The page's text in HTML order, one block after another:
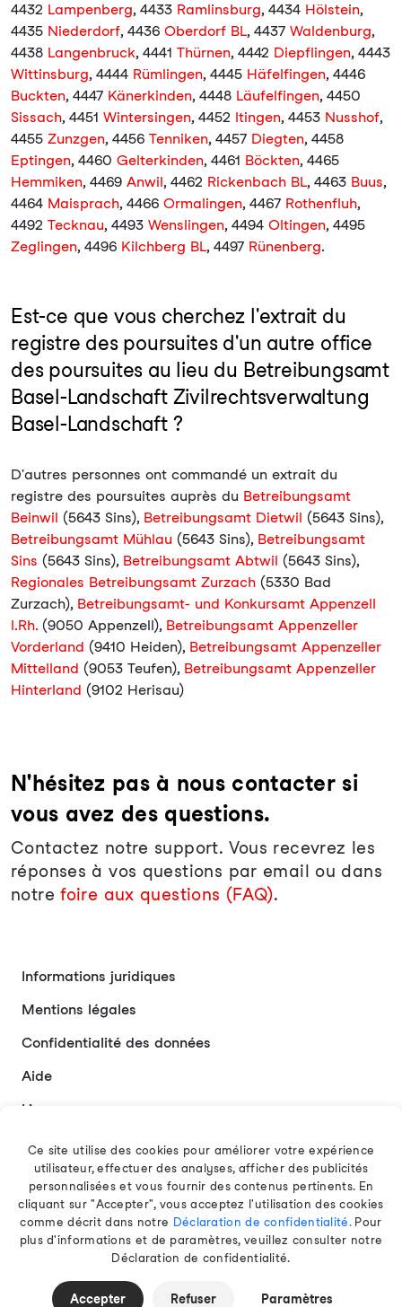
4432 Lampenberg, 4433 Ramlinsburg, 4434 Hölstein,
4435 Niederdorf, 4436 Oberdorf BL, 4437 Waldenburg,
4438 Langenbruck, 4441 Thürnen, 4442 Diepflingen, 4443
Wittinsburg, 4444 Rümlingen, 4445 Häfelfingen, 4446
Buckten, 4447 Känerkinden, 4448 Läufelfingen, 4450
Sissach, 4451 Wintersingen, 4452 Itingen, 4453 Nusshof,
4455 Zunzgen, 4456 Tenniken, 4457 Diegten, 4458
Eptingen, 4460 Gelterkinden, 4461 Böckten, 4465
Hemmiken, 4469 Anwil, 4462 Rickenbach BL, 4463 Buus,
4464 Maisprach, 4466 Ormalingen, 4467 Rothenfluh,
4492 Tecknau, 4493 Wenslingen, 4494 Oltingen, 4495
Zeglingen, 4496 Kilchberg BL, 4497 Rünenberg.
Est-ce que vous cherchez l'extrait du
registre des poursuites d'un autre office
des poursuites au lieu du Betreibungsamt
Basel-Landschaft Zivilrechtsverwaltung
Basel-Landschaft ?
D'autres personnes ont commandé un extrait du
registre des poursuites auprès du Betreibungsamt
Beinwil (5643 Sins), Betreibungsamt Dietwil (5643 Sins),
Betreibungsamt Mühlau (5643 Sins), Betreibungsamt
Sins (5643 Sins), Betreibungsamt Abtwil (5643 Sins),
Regionales Betreibungsamt Zurzach (5330 Bad
Zurzach), Betreibungsamt- und Konkursamt Appenzell
I.Rh. (9050 Appenzell), Betreibungsamt Appenzeller
Vorderland (9410 Heiden), Betreibungsamt Appenzeller
Mittelland (9053 Teufen), Betreibungsamt Appenzeller
Hinterland (9102 Herisau)
N'hésitez pas à nous contacter si
vous avez des questions.
Contactez notre support. Vous recevrez les
réponses à vos questions par email ou dans
notrefoire aux questions (FAQ).
Informations juridiques
Mentions légales
Confidentialité des données
Aide
Liens
Contact
Français
© 2026 EAMT GmbH
Ce site utilise des cookies pour améliorer votre expérience
utilisateur, effectuer des analyses, afficher des publicités
personnalisées et vous fournir des contenus pertinents. En
cliquant sur "Accepter", vous acceptez l'utilisation des cookies
comme décrit dans notre Déclaration de confidentialité.Pour
plus d'informations et de paramètres, veuillez consulter notre
Déclaration de confidentialité.
Accepter Refuser Paramètres